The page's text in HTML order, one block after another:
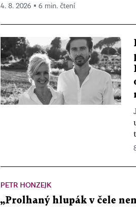
4. 8. 2026 ▪ 6 min. čtení
PETR HONZEJK
„Prolhaný hlupák v čele